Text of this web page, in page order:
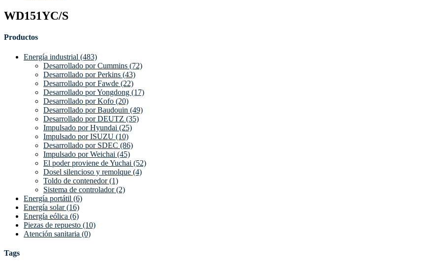
WD151YC/S
Productos
Energía industrial (483)
Desarrollado por Cummins (72)
Desarrollado por Perkins (43)
Desarrollado por Fawde (22)
Desarrollado por Yongdong (17)
Desarrollado por Kofo (20)
Desarrollado por Baudouin (49)
Desarrollado por DEUTZ (35)
Impulsado por Hyundai (25)
Impulsado por ISUZU (10)
Desarrollado por SDEC (86)
Impulsado por Weichai (45)
El poder proviene de Yuchai (52)
Dosel silencioso y remolque (4)
Toldo de contenedor (1)
Sistema de controlador (2)
Energía portátil (6)
Energía solar (16)
Energía eólica (6)
Piezas de repuesto (10)
Atención sanitaria (0)
Tags